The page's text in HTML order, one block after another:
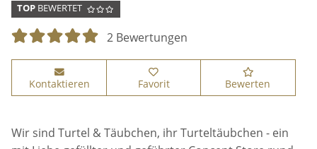
TOP BEWERTET
2 Bewertungen
Kontaktieren Favorit Bewerten
Wir sind Turtel & Täubchen, ihr Turteltäubchen - ein